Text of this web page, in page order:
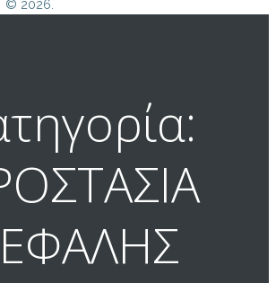
© 2026.